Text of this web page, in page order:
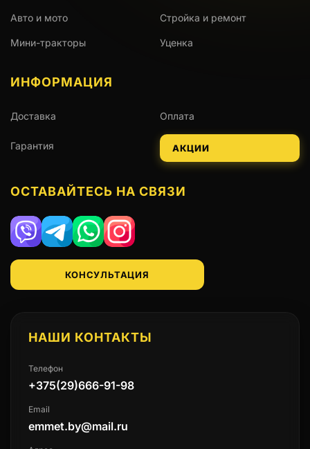
Авто и мото Стройка и ремонт
Мини-тракторы Уценка
ИНФОРМАЦИЯ
Доставка Оплата
Гарантия АКЦИИ
ОСТАВАЙТЕСЬ НА СВЯЗИ
Viber TelegramWhatsAppInstagram
КОНСУЛЬТАЦИЯ
НАШИ КОНТАКТЫ
Телефон
+375(29)666-91-98
Email
emmet.by@mail.ru